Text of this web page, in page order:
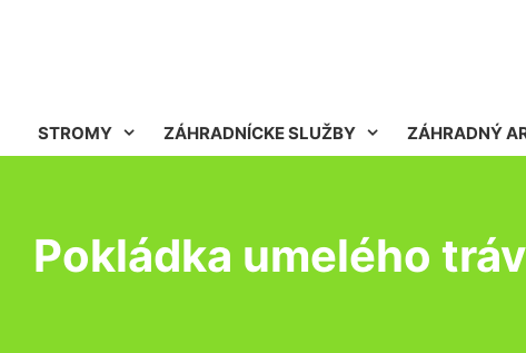
STROMY ZÁHRADNÍCKE SLUŽBY ZÁHRADNÝ
Pokládka umelého